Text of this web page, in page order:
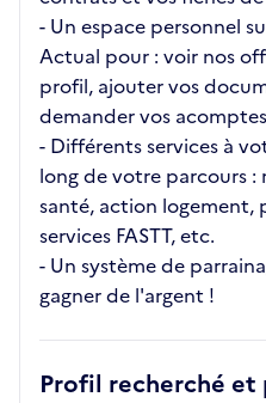
- Un espace personnel
Actual pour : voir nos
profil, ajouter vos
demander vos
- Différents services à
long de votre parcours
santé, action logement,
services FASTT, etc.
- Un système de
gagner de l'argent !
Profil recherché et